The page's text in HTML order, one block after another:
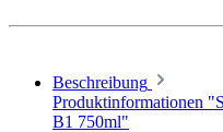
Beschreibung
Produktinformationen
B1 750ml"